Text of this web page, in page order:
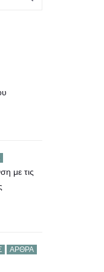
με τις
ΆΡΘΡΑ